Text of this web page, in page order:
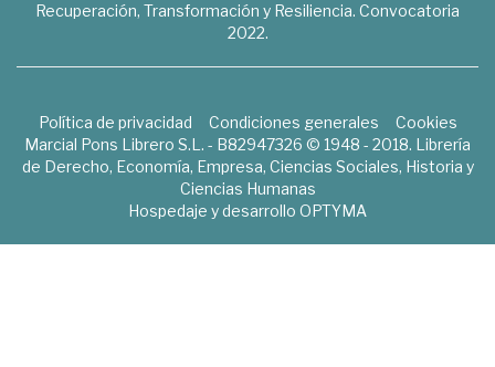
Recuperación, Transformación y Resiliencia. Convocatoria
2022.
Política de privacidad Condiciones generales
Cookies
Marcial Pons Librero S.L. - B82947326 © 1948 - 2018. Librería
de Derecho, Economía, Empresa, Ciencias Sociales, Historia y
Ciencias Humanas
Hospedaje y desarrollo OPTYMA